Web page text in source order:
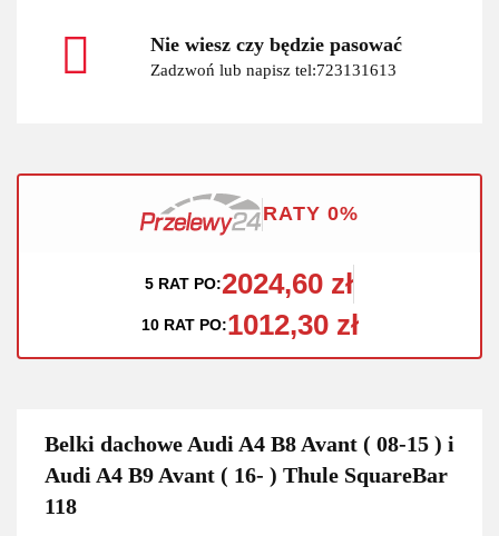
Nie wiesz czy będzie pasować
Zadzwoń lub napisz tel:723131613
RATY 0%
5 RAT PO:2024,60 zł
10 RAT PO:1012,30 zł
Belki dachowe Audi A4 B8 Avant ( 08-15 ) i
Audi A4 B9 Avant ( 16- ) Thule SquareBar
118